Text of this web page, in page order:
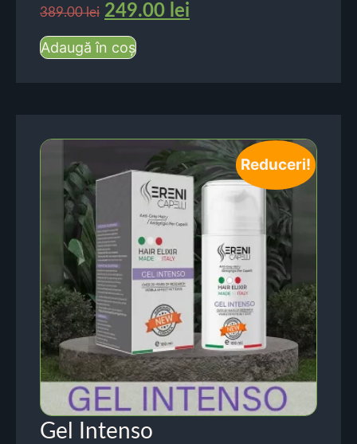
389.00lei 249.00 lei
Adaugă în coș
Reduceri!
Gel Intenso